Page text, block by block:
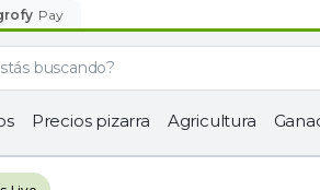
Pay
Precios pizarra Agricultura